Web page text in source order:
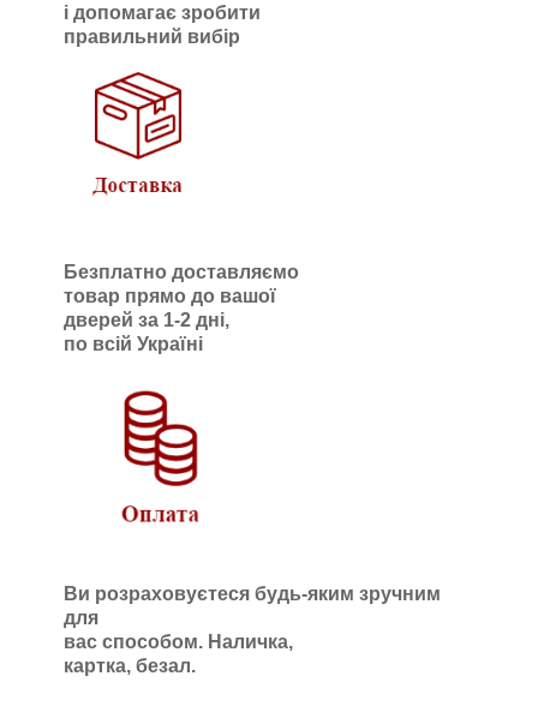
і допомагає зробити
правильний вибір
Безплатно доставляємо
товар прямо до вашої
дверей за 1-2 дні,
по всій Україні
Ви розраховуєтеся будь-яким зручним
для
вас способом. Наличка,
картка, безал.